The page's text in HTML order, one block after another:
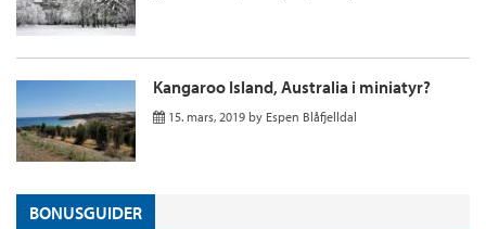
Kangaroo Island, Australia i miniatyr?
15. mars, 2019 by Espen Blåfjelldal
BONUSGUIDER